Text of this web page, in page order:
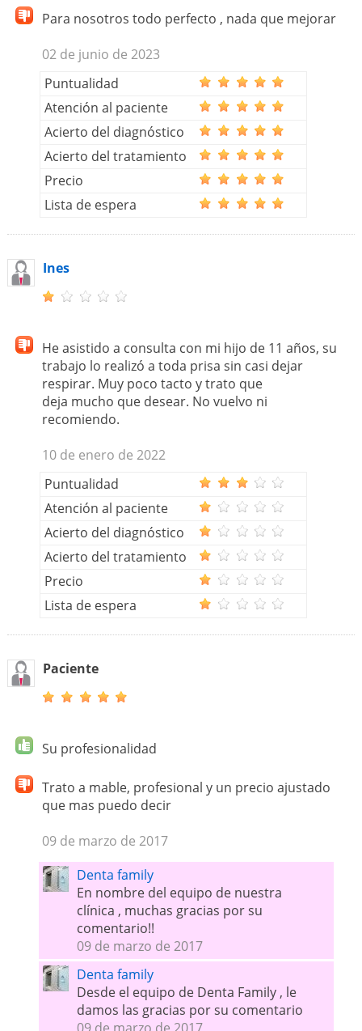
Para nosotros todo perfecto , nada que mejorar
02 de junio de 2023
Puntualidad
Atención al paciente
Acierto del diagnóstico
Acierto del tratamiento
Precio
Lista de espera
Ines
He asistido a consulta con mi hijo de 11 años, su
trabajo lo realizó a toda prisa sin casi dejar
respirar. Muy poco tacto y trato que
deja mucho que desear. No vuelvo ni
recomiendo.
10 de enero de 2022
Puntualidad
Atención al paciente
Acierto del diagnóstico
Acierto del tratamiento
Precio
Lista de espera
Paciente
Su profesionalidad
Trato a mable, profesional y un precio ajustado
que mas puedo decir
09 de marzo de 2017
Denta family
En nombre del equipo de nuestra
clínica , muchas gracias por su
comentario!!
09 de marzo de 2017
Denta family
Desde el equipo de Denta Family , le
damos las gracias por su comentario